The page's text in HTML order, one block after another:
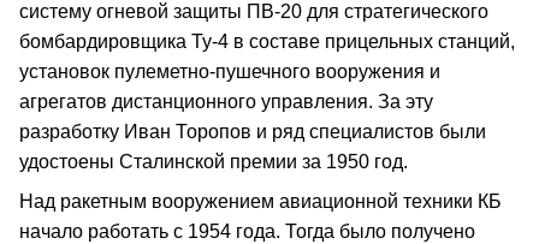
систему огневой защиты ПВ-20 для стратегического
бомбардировщика Ту-4 в составе прицельных станций,
установок пулеметно-пушечного вооружения и
агрегатов дистанционного управления. За эту
разработку Иван Торопов и ряд специалистов были
удостоены Сталинской премии за 1950 год.
Над ракетным вооружением авиационной техники КБ
начало работать с 1954 года. Тогда было получено